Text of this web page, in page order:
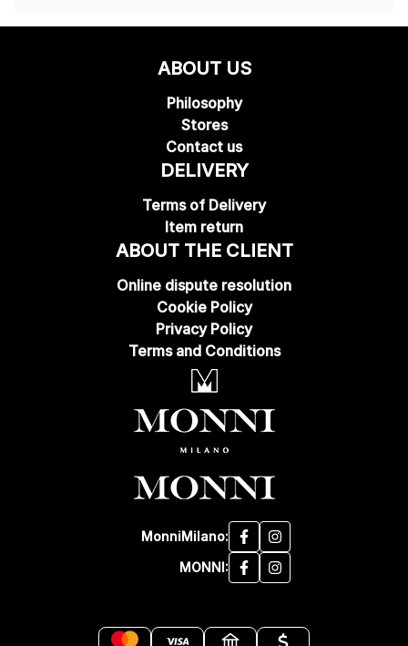
ABOUT US
Philosophy
Stores
Contact us
DELIVERY
Terms of Delivery
Item return
ABOUT THE CLIENT
Online dispute resolution
Cookie Policy
Privacy Policy
Terms and Conditions
MonniMilano:
MONNI: